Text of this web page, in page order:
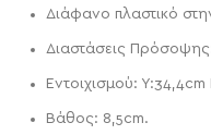
Διάφανο πλαστικό
Διαστάσεις
Εντοιχισμού:
Βάθος: 8,5cm.